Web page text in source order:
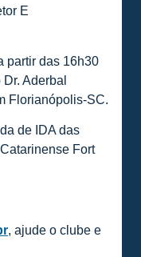
E
partir das 16h30
Aderbal
Florianópolis-SC.
de IDA das
Fort
, ajude o clube e